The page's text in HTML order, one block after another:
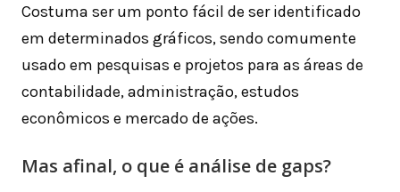
Costuma ser um ponto fácil de ser identificado
em determinados gráficos, sendo comumente
usado em pesquisas e projetos para as áreas de
contabilidade, administração, estudos
econômicos e mercado de ações.
Mas afinal, o que é análise de gaps?